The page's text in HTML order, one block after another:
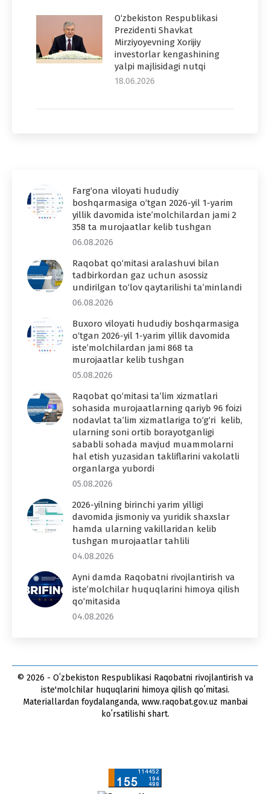
O‘zbekiston Respublikasi
Prezidenti Shavkat
Mirziyoyevning Xorijiy
investorlar kengashining
yalpi majlisidagi nutqi
18.06.2026
Farg‘ona viloyati hududiy
boshqarmasiga o‘tgan 2026-yil 1-yarim
yillik davomida iste’molchilardan jami 2
358 ta murojaatlar kelib tushgan
06.08.2026
Raqobat qo‘mitasi aralashuvi bilan
tadbirkordan gaz uchun asossiz
undirilgan to‘lov qaytarilishi ta’minlandi
06.08.2026
Buxoro viloyati hududiy boshqarmasiga
o‘tgan 2026-yil 1-yarim yillik davomida
iste’molchilardan jami 868 ta
murojaatlar kelib tushgan
05.08.2026
Raqobat qo‘mitasi ta’lim xizmatlari
sohasida murojaatlarning qariyb 96 foizi
nodavlat ta’lim xizmatlariga to‘g‘ri kelib,
ularning soni ortib borayotganligi
sababli sohada mavjud muammolarni
hal etish yuzasidan takliflarini vakolatli
organlarga yubordi
05.08.2026
2026-yilning birinchi yarim yilligi
davomida jismoniy va yuridik shaxslar
hamda ularning vakillaridan kelib
tushgan murojaatlar tahlili
04.08.2026
Ayni damda Raqobatni rivojlantirish va
iste’molchilar huquqlarini himoya qilish
qo‘mitasida
04.08.2026
© 2026 - Oʻzbekiston Respublikasi Raqobatni rivojlantirish va
iste'molchilar huquqlarini himoya qilish qoʻmitasi.
Materiallardan foydalanganda, www.raqobat.gov.uz manbai
koʻrsatilishi shart.